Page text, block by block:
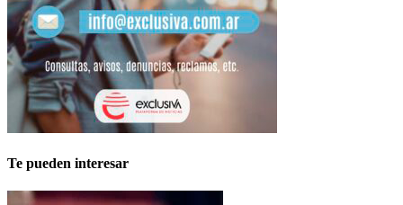
Te pueden interesar